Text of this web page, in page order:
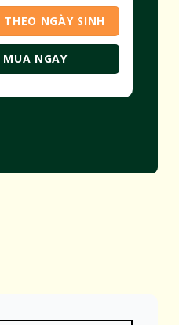
THEO NGÀY SINH
MUA NGAY